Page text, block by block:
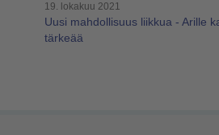
19. lokakuu 2021
Uusi mahdollisuus liikkua - Arille
tärkeää